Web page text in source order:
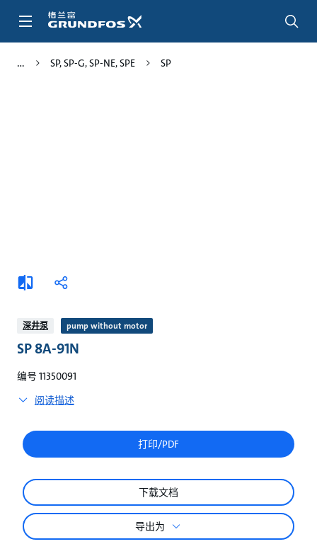
SP, SP-G, SP-NE, SPE SP
添
加
较
分
深井泵 pump without motor
SP 8A-91N
编号 11350091
阅读描述
打印/PDF
下载文档
导出为